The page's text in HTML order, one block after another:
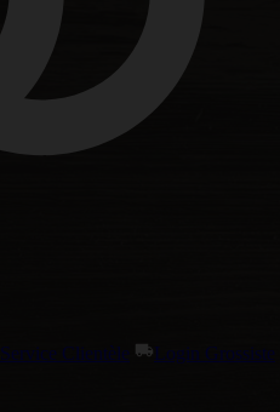
Service Clientèle Login Grossiste